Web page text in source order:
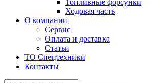
Топливные форсунки
Ходовая часть
О компании
Сервис
Оплата и доставка
Статьи
ТО Спецтехники
Контакты